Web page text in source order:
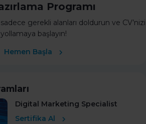
Programı
sadece gerekli alanları doldurun ve CV’nizi
yollamaya başlayın!
Hemen Başla
Digital Marketing Specialist
Sertifika Al